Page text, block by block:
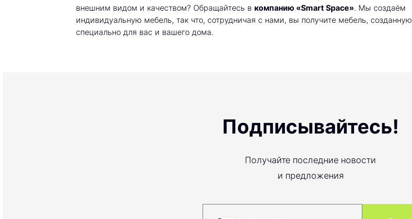
внешним видом и качеством? Обращайтесь в компанию «Smart Space». Мы создаём
индивидуальную мебель, так что, сотрудничая с нами, вы получите мебель, созданную
специально для вас и вашего дома.
Подписывайтесь!
Получайте последние новости
и предложения